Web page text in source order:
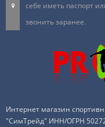
себе иметь паспорт
звонить заранее.
Интернет магазин
"СимТрейд" ИНН/ОГРН